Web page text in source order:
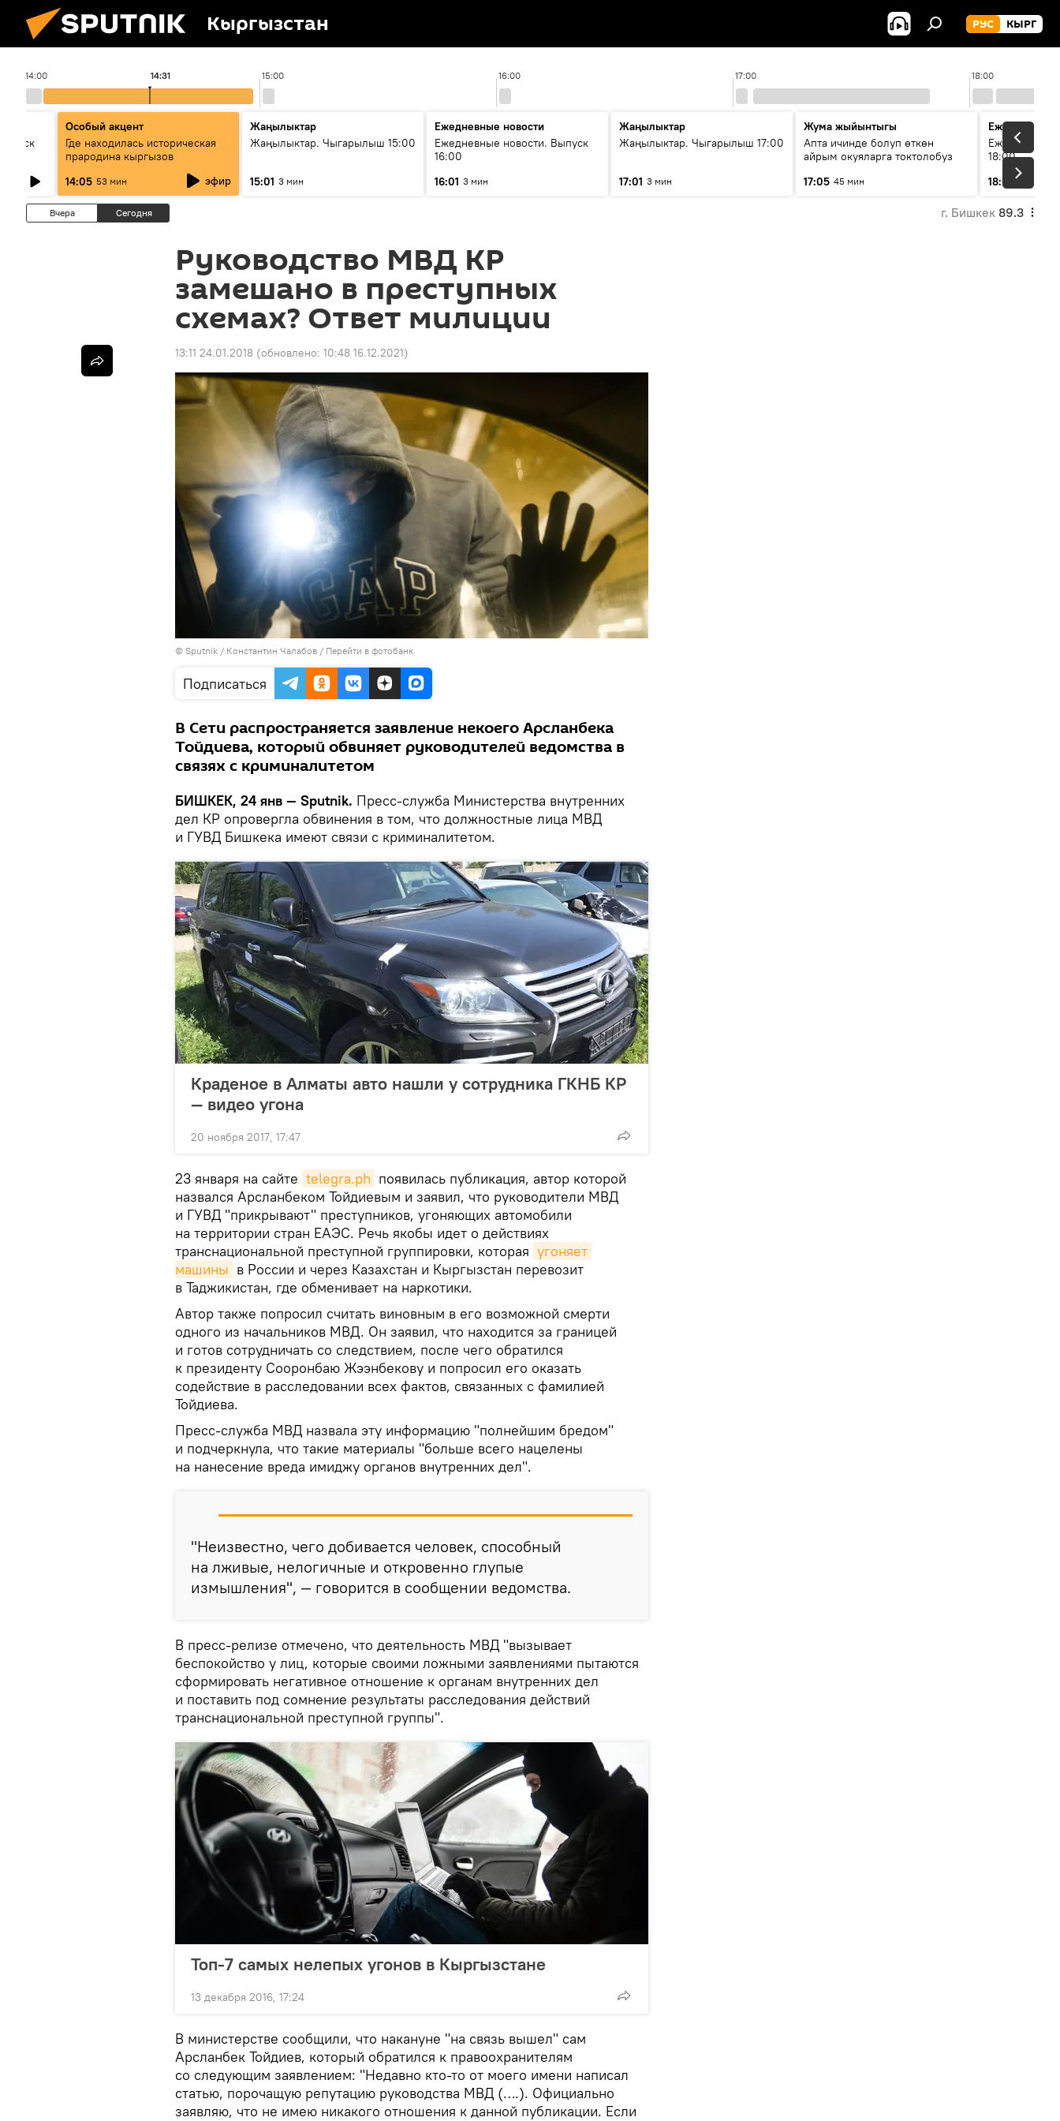
Кыргызстан РУС КЫРГ
14:00 15:00 16:00 17:00 18:00
14:31
Особый акцент
Где находилась историческая
прародина кыргызов
14:05 53 мин эфир
Жаңылыктар
Жаңылыктар. Чыгарылыш 15:00
15:01 3 мин
Ежедневные новости
Ежедневные новости. Выпуск
16:00
16:01 3 мин
Жаңылыктар
Жаңылыктар. Чыгарылыш 17:00
17:01 3 мин
Жума жыйынтыгы
Апта ичинде болуп өткөн
айрым окуяларга токтолобуз
17:05 45 мин
Ежедневные
Ежедневные
18:00
18:01
5 мин
Вчера Сегодня г. Бишкек 89.3
Руководство МВД КР
замешано в преступных
схемах? Ответ милиции
13:11 24.01.2018 (обновлено: 10:48 16.12.2021)
© Sputnik / Константин Чалабов / Перейти в фотобанк
Подписаться
В Сети распространяется заявление некоего Арсланбека
Тойдиева, который обвиняет руководителей ведомства в
связях с криминалитетом
БИШКЕК, 24 янв — Sputnik. Пресс-служба Министерства внутренних
дел КР опровергла обвинения в том, что должностные лица МВД
и ГУВД Бишкека имеют связи с криминалитетом.
Краденое в Алматы авто нашли у сотрудника ГКНБ КР
— видео угона
20 ноября 2017, 17:47
23 января на сайте telegra.ph появилась публикация, автор которой
назвался Арсланбеком Тойдиевым и заявил, что руководители МВД
и ГУВД "прикрывают" преступников, угоняющих автомобили
на территории стран ЕАЭС. Речь якобы идет о действиях
транснациональной преступной группировки, которая угоняет
машины в России и через Казахстан и Кыргызстан перевозит
в Таджикистан, где обменивает на наркотики.
Автор также попросил считать виновным в его возможной смерти
одного из начальников МВД. Он заявил, что находится за границей
и готов сотрудничать со следствием, после чего обратился
к президенту Сооронбаю Жээнбекову и попросил его оказать
содействие в расследовании всех фактов, связанных с фамилией
Тойдиева.
Пресс-служба МВД назвала эту информацию "полнейшим бредом"
и подчеркнула, что такие материалы "больше всего нацелены
на нанесение вреда имиджу органов внутренних дел".
"Неизвестно, чего добивается человек, способный
на лживые, нелогичные и откровенно глупые
измышления", — говорится в сообщении ведомства.
В пресс-релизе отмечено, что деятельность МВД "вызывает
беспокойство у лиц, которые своими ложными заявлениями пытаются
сформировать негативное отношение к органам внутренних дел
и поставить под сомнение результаты расследования действий
транснациональной преступной группы".
Топ-7 самых нелепых угонов в Кыргызстане
13 декабря 2016, 17:24
В министерстве сообщили, что накануне "на связь вышел" сам
Арсланбек Тойдиев, который обратился к правоохранителям
со следующим заявлением: "Недавно кто-то от моего имени написал
статью, порочащую репутацию руководства МВД (….). Официально
заявляю, что не имею никакого отношения к данной публикации. Если